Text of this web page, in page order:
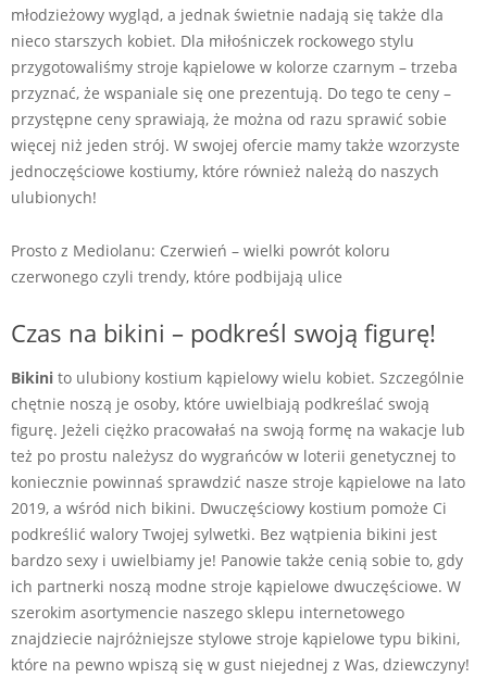
młodzieżowy wygląd, a jednak świetnie nadają się także dla
nieco starszych kobiet. Dla miłośniczek rockowego stylu
przygotowaliśmy stroje kąpielowe w kolorze czarnym – trzeba
przyznać, że wspaniale się one prezentują. Do tego te ceny –
przystępne ceny sprawiają, że można od razu sprawić sobie
więcej niż jeden strój. W swojej ofercie mamy także wzorzyste
jednoczęściowe kostiumy, które również należą do naszych
ulubionych!
Prosto z Mediolanu: Czerwień – wielki powrót koloru
czerwonego czyli trendy, które podbijają ulice
Czas na bikini – podkreśl swoją figurę!
Bikini to ulubiony kostium kąpielowy wielu kobiet. Szczególnie
chętnie noszą je osoby, które uwielbiają podkreślać swoją
figurę. Jeżeli ciężko pracowałaś na swoją formę na wakacje lub
też po prostu należysz do wygrańców w loterii genetycznej to
koniecznie powinnaś sprawdzić nasze stroje kąpielowe na lato
2019, a wśród nich bikini. Dwuczęściowy kostium pomoże Ci
podkreślić walory Twojej sylwetki. Bez wątpienia bikini jest
bardzo sexy i uwielbiamy je! Panowie także cenią sobie to, gdy
ich partnerki noszą modne stroje kąpielowe dwuczęściowe. W
szerokim asortymencie naszego sklepu internetowego
znajdziecie najróżniejsze stylowe stroje kąpielowe typu bikini,
które na pewno wpiszą się w gust niejednej z Was, dziewczyny!